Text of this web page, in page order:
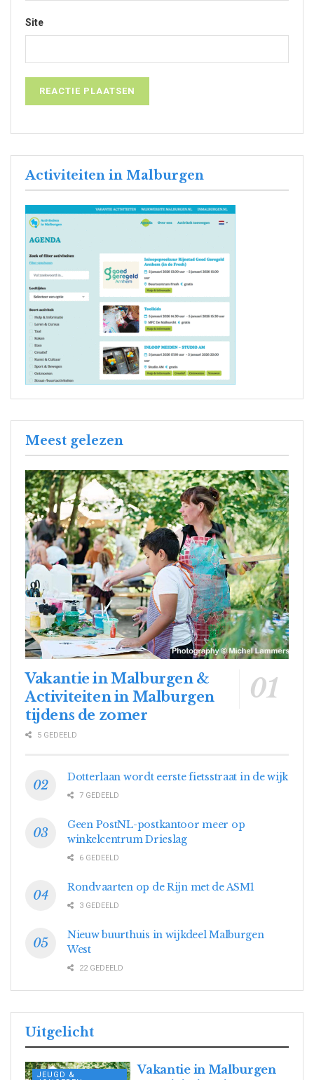
Site
Activiteiten in Malburgen
Meest gelezen
Vakantie in Malburgen &
Activiteiten in Malburgen
tijdens de zomer
5 GEDEELD
Dotterlaan wordt eerste fietsstraat in de wijk
7 GEDEELD
Geen PostNL-postkantoor meer op
winkelcentrum Drieslag
6 GEDEELD
Rondvaarten op de Rijn met de ASM1
3 GEDEELD
Nieuw buurthuis in wijkdeel Malburgen
West
22 GEDEELD
Uitgelicht
JEUGD &
Vakantie in Malburgen